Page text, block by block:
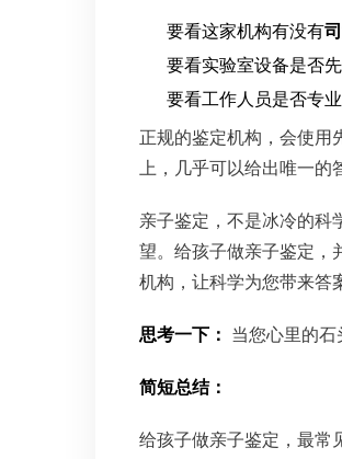
要看这家机构有没有
要看实验室设备是否
要看工作人员是否专
正规的鉴定机构，会使用
上，几乎可以给出唯一的
亲子鉴定，不是冰冷的科
望。给孩子做亲子鉴定，
机构，让科学为您带来答
思考一下： 当您心里的
简短总结：
给孩子做亲子鉴定，最常